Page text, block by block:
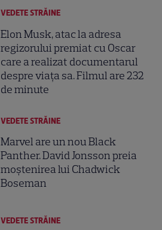
VEDETE STRĂINE
Elon Musk, atac la adresa
regizorului premiat cu Oscar
care a realizat documentarul
despre viața sa. Filmul are 232
de minute
VEDETE STRĂINE
Marvel are un nou Black
Panther. David Jonsson preia
moștenirea lui Chadwick
Boseman
VEDETE STRĂINE